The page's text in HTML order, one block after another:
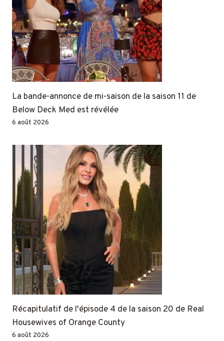
La bande-annonce de mi-saison de la saison 11 de
Below Deck Med est révélée
6 août 2026
Récapitulatif de l'épisode 4 de la saison 20 de Real
Housewives of Orange County
6 août 2026